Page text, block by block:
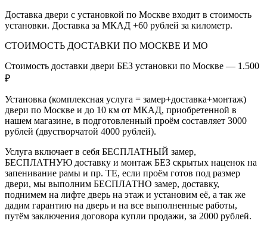
Доставка двери с установкой по Москве входит в стоимость
установки. Доставка за МКАД +60 рублей за километр.
СТОИМОСТЬ ДОСТАВКИ ПО МОСКВЕ И МО
Стоимость доставки двери БЕЗ установки по Москве — 1.500
₽
Установка (комплексная услуга = замер+доставка+монтаж)
двери по Москве и до 10 км от МКАД, приобретенной в
нашем магазине, в подготовленный проём составляет 3000
рублей (двустворчатой 4000 рублей).
Услуга включает в себя БЕСПЛАТНЫЙ замер,
БЕСПЛАТНУЮ доставку и монтаж БЕЗ скрытых наценок на
запенивание рамы и пр. ТЕ, если проём готов под размер
двери, мы выполним БЕСПЛАТНО замер, доставку,
поднимем на лифте дверь на этаж и установим её, а так же
дадим гарантию на дверь и на все выполненные работы,
путём заключения договора купли продажи, за 2000 рублей.